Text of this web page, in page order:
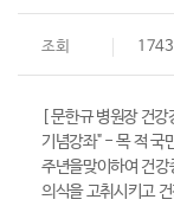
조회
[ 문한규 병원장 건
기념강좌" - 목 적 국
주년을맞이하여 건강
의식을 고취시키고